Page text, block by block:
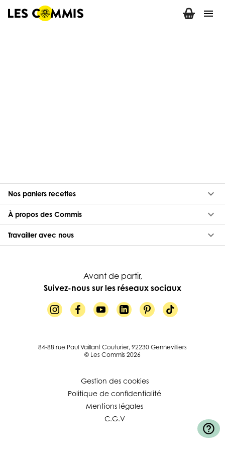
menu
Nos paniers recettes keyboard_arrow_down
À propos des Commis keyboard_arrow_down
Travailler avec nous keyboard_arrow_down
Avant de partir,
Suivez-nous sur les réseaux sociaux
84-88 rue Paul Vaillant Couturier, 92230 Gennevilliers
© Les Commis 2026
Gestion des cookies
Politique de confidentialité
Mentions légales
C.G.V
help_outline